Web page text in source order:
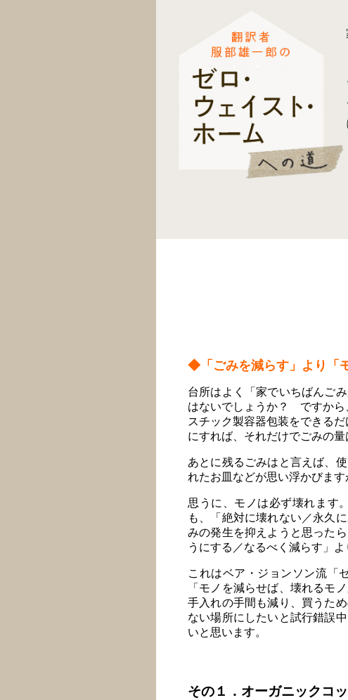
◆「ごみを減らす」より「
台所はよく「家でいちばんご
はないでしょうか？ ですから
スチック製容器包装をできるだ
にすれば、それだけでごみの
あとに残るごみはと言えば、
れたお皿などが思い浮かびま
思うに、モノは必ず壊れます
も、「絶対に壊れない／永久
みの発生を抑えようと思った
うにする／なるべく減らす」
これはベア・ジョンソン流「
「モノを減らせば、壊れるモ
手入れの手間も減り、買うた
ない場所にしたいと試行錯誤
いと思います。
その１．オーガニックコ